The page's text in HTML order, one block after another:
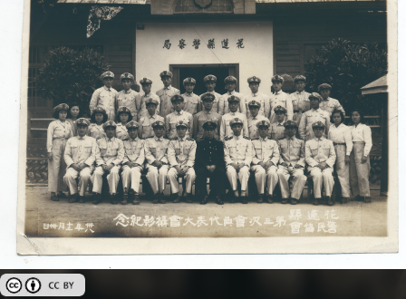
創用CC姓名標示 3.0 台灣及其後版本(CC BY 3.0 TW +)